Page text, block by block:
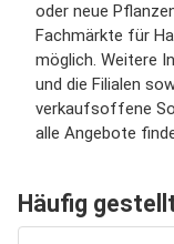
oder neue
Fachmärkte für
möglich. Weitere
und die Filialen
verkaufsoffene
alle Angebote
Häufig